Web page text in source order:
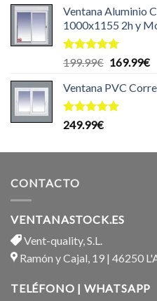
de 5
Ventana Aluminio
1000x1155 2h y
Valorado
de 5
199.99€ El
original
era:
169.99€El
Ventana PVC
Valorado
249.99€
CONTACTO
VENTANASTOCK.ES
Vent-quality, S.L.
Ramón y Cajal, 19 | 46250
TELÉFONO | WHATSAPP